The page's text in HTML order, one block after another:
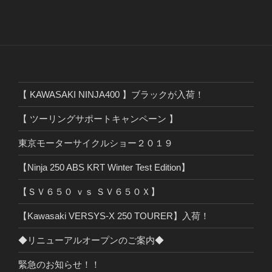
【 KAWASAKI NINJA400 】ブラックが入荷！
【 ツーリングサポートキャンペーン 】
東京モーターサイクルショー２０１９
【Ninja 250 ABS KRT Winter Test Edition】
【ＳＶ６５０ ｖｓ ＳＶ６５０Ｘ】
【Kawasaki VERSYS-X 250 TOURER】入荷！
◆リニューアルオープンのご案内◆
緊急のお知らせ！！